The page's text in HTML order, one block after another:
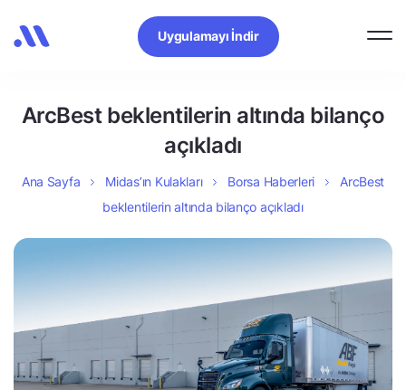
Uygulamayı İndir
ArcBest beklentilerin altında bilanço
açıkladı
Ana Sayfa Midas’ın Kulakları Borsa Haberleri
ArcBest
beklentilerin altında bilanço açıkladı